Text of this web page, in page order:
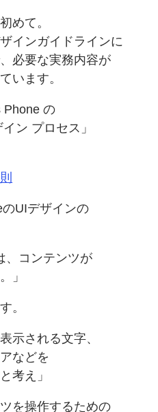
初めて。
インガイドラインに
必要な実務内容が
います。
Phone の
ン プロセス」
のUIデザインの
コンテンツが
」
。
表示される文字、
などを
考え」
を操作するための